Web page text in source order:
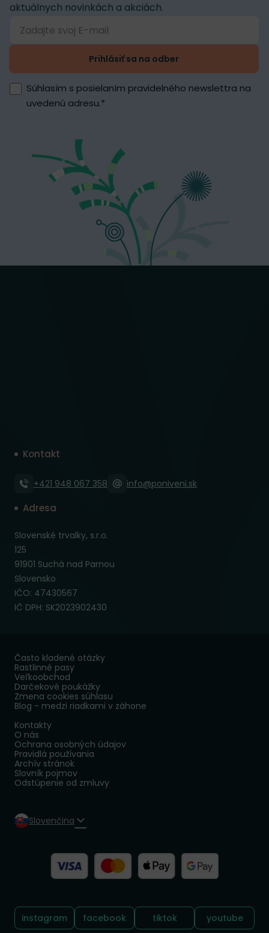
aktuálnych novinkách a akciách.
Prihlásiť sa na odber
Súhlasím s posielaním pravidelného newslettra na
uvedenú adresu.*
Kontakt
+421 948 067 358 info@poniveni.sk
Adresa
Slovenské trvalky, s.r.o.
125
91901 Suchá nad Parnou
Slovensko
IČO: 47430567
IČ DPH: SK2023902430
Často kladené otázky
Rastlinné pasy
Veľkoobchod
Darčekové poukážky
Zmena cookies súhlasu
Blog - medzi riadkami v záhone
Kontakty
O nás
Ochrana osobných údajov
Pravidlá používania
Archív stránok
Slovník pojmov
Odstúpenie od zmluvy
Slovenčina
Sledujte nás:
instagram facebook tiktok youtube